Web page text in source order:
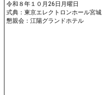
令和８年１０月26日月曜日
式典：東京エレクトロンホール宮城
懇親会：江陽グランドホテル